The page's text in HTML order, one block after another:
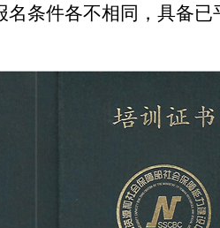
名条件各不相同，具备已